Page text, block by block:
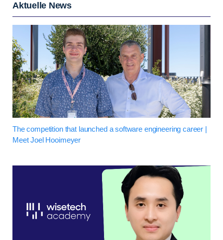
Aktuelle News
The competition that launched a software engineering career |
Meet Joel Hooimeyer